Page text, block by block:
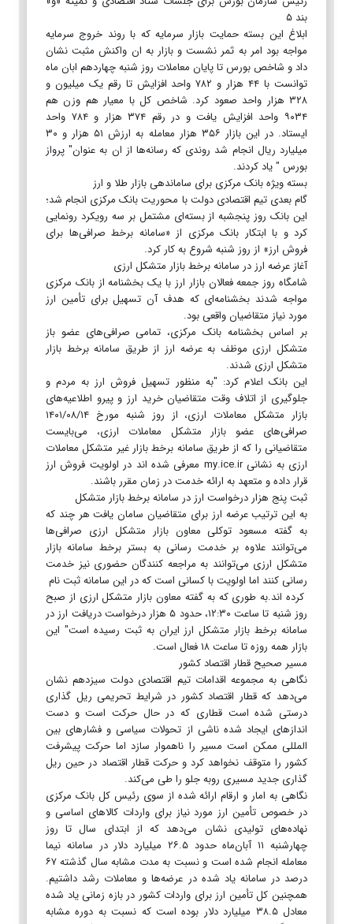
بند ۵
ابلاغ این بسته حمایت بازار سرمایه که با روند خروج سرمایه
مواجه بود امر به ثمر نشست و بازار به ان واکنش مثبت نشان
داد و شاخص بورس تا پایان معاملات روز شنبه چهاردهم ابان ماه
توانست با ۴۴ هزار و ۷۸۲ واحد افزایش تا رقم یک میلیون و
۳۲۸ هزار واحد صعود کرد. شاخص کل با معیار هم وزن هم
۹۰۳۴ واحد افزایش یافت و در رقم ۳۷۴ هزار و ۷۸۴ واحد
ایستاد. در این بازار ۳۵۶ هزار معامله به ارزش ۵۱ هزار و ۳۰
میلیارد ریال انجام شد روندی که رسانه‌ها از ان به عنوان" پرواز
بورس " یاد کردند.
بسته ویژه بانک مرکزی برای ساماندهی بازار طلا و ارز
گام بعدی تیم اقتصادی دولت با محوریت بانک مرکزی انجام شد؛
این بانک روز پنجشبه از بسته‌ای مشتمل بر سه رویکرد رونمایی
کرد و با ابتکار بانک مرکزی از «سامانه برخط صرافی‌ها برای
فروش ارز» از روز شنبه شروع به کار کرد.
آغاز عرضه ارز در سامانه برخط بازار متشکل ارزی
شامگاه روز جمعه فعالان بازار ارز با یک بخشنامه از بانک مرکزی
مواجه شدند بخشنامه‌ای که هدف آن تسهیل برای تأمین ارز
مورد نیاز متقاضیان واقعی بود.
بر اساس بخشنامه بانک مرکزی، تمامی صرافی‌های عضو باز
متشکل ارزی موظف به عرضه ارز از طریق سامانه برخط بازار
متشکل ارزی شدند.
این بانک اعلام کرد: "به منظور تسهیل فروش ارز به مردم و
جلوگیری از اتلاف وقت متقاضیان خرید ارز و پیرو اطلاعیه‌های
بازار متشکل معاملات ارزی، از روز شنبه مورخ ۱۴۰۱/۰۸/۱۴
صرافی‌های عضو بازار متشکل معاملات ارزی، می‌بایست
متقاضیانی را که از طریق سامانه برخط بازار غیر متشکل معاملات
ارزی به نشانی my.ice.ir معرفی شده اند در اولویت فروش ارز
قرار داده و متعهد به ارائه خدمت در زمان مقرر باشند.
ثبت پنج هزار درخواست ارز در سامانه برخط بازار متشکل‌
به این ترتیب عرضه ارز برای متقاضیان سامان یافت هر چند که
به گفته مسعود توکلی معاون بازار متشکل ارزی صرافی‌ها
می‌توانند علاوه بر خدمت رسانی به بستر برخط سامانه بازار
متشکل ارزی می‌توانند به مراجعه کنندگان حضوری نیز خدمت
رسانی کنند اما اولویت با کسانی است که در این سامانه ثبت نام
کرده اند.به طوری که به گفته معاون بازار متشکل ارزی از صبح
روز شنبه تا ساعت ۱۲:۳۰، حدود ۵ هزار درخواست دریافت ارز در
سامانه برخط بازار متشکل ارز ایران به ثبت رسیده است" این
بازار همه روزه تا ساعت ۱۸ فعال است.
مسیر صحیح قطار اقتصاد کشور
نگاهی به مجموعه اقدامات تیم اقتصادی دولت سیزدهم نشان
می‌دهد که قطار اقتصاد کشور در شرایط تحریمی ریل گذاری
درستی شده است قطاری که در حال حرکت است و دست
اندازهای ایجاد شده ناشی از تحولات سیاسی و فشارهای بین
المللی ممکن است مسیر را ناهموار سازد اما حرکت پیشرفت
کشور را متوقف نخواهد کرد و حرکت قطار اقتصاد در حین ریل
گذاری جدید مسیری روبه جلو را طی می‌کند.
نگاهی به امار و ارقام ارائه شده از سوی رئیس کل بانک مرکزی
در خصوص تأمین ارز مورد نیاز برای واردات کالاهای اساسی و
نهاده‌های تولیدی نشان می‌دهد که از ابتدای سال تا روز
چهارشنبه ۱۱ آبان‌ماه حدود ۲۶.۵ میلیارد دلار در سامانه نیما
معامله انجام شده است و نسبت به مدت مشابه سال گذشته ۶۷
درصد در سامانه یاد شده در عرضه‌ها و معاملات رشد داشتیم.
همچنین کل تأمین ارز برای واردات کشور در بازه زمانی یاد شده
معادل ۳۸.۵ میلیارد دلار بوده است که نسبت به دوره مشابه